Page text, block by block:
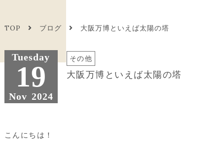
TOP ブログ 大阪万博といえば太陽の塔
Tuesday
19
Nov 2024
その他
大阪万博といえば太陽の塔
こんにちは！